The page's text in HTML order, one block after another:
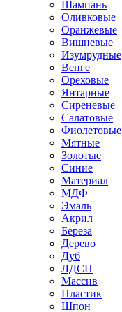
Шампань
Оливковые
Оранжевые
Вишневые
Изумрудные
Венге
Ореховые
Янтарные
Сиреневые
Салатовые
Фиолетовые
Мятные
Золотые
Синие
Материал
МДФ
Эмаль
Акрил
Береза
Дерево
Дуб
ЛДСП
Массив
Пластик
Шпон